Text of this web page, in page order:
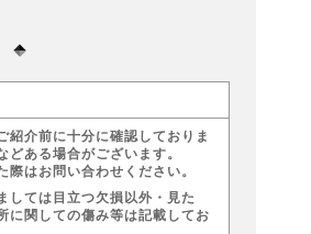
紹介前に十分に確認しておりま
ある場合がございます。
際はお問い合わせください。
しては目立つ欠損以外・見た
に関しての傷み等は記載してお